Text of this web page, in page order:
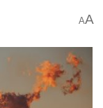
AA